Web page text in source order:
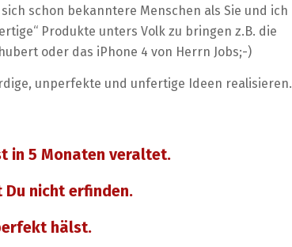
schon bekanntere Menschen als Sie und ich
Produkte unters Volk zu bringen z.B. die
oder das iPhone 4 von Herrn Jobs;-)
unperfekte und unfertige Ideen realisieren.
in 5 Monaten veraltet.
Du nicht erfinden.
hälst.